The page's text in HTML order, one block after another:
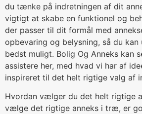
du tænke på indretningen af dit
vigtigt at skabe en funktionel og
der passer til dit formål med
opbevaring og belysning, så du kan
bedst muligt. Bolig Og Anneks kan
assistere her, med hvad vi har af
inspireret til det helt rigtige valg af
Hvordan vælger du det helt rigtige
vælge det rigtige anneks i træ, er